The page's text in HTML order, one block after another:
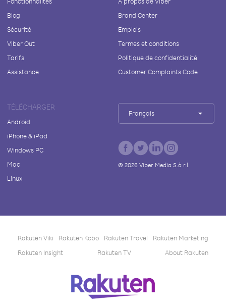
Blog
Sécurité
Viber Out
Tarifs
Assistance
Brand Center
Emplois
Termes et conditions
Politique de confidentialité
Customer Complaints Code
TÉLÉCHARGER
Android
iPhone & iPad
Windows PC
Mac
Linux
Français
© 2026Viber Media S.à r.l.
Rakuten Viki Rakuten Kobo Rakuten Travel
Rakuten Marketing
Rakuten Insight
Rakuten TV About Rakuten